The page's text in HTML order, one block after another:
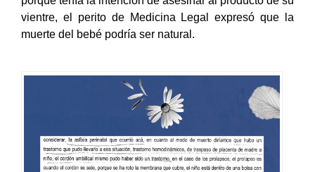
porque tenía la intención de asesinar al producto de su
vientre, el perito de Medicina Legal expresó que la
muerte del bebé podría ser natural.